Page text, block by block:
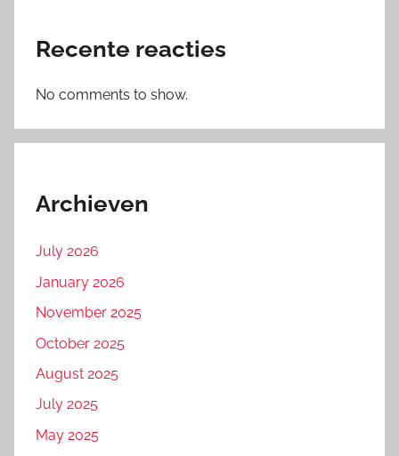
Recente reacties
No comments to show.
Archieven
July 2026
January 2026
November 2025
October 2025
August 2025
July 2025
May 2025